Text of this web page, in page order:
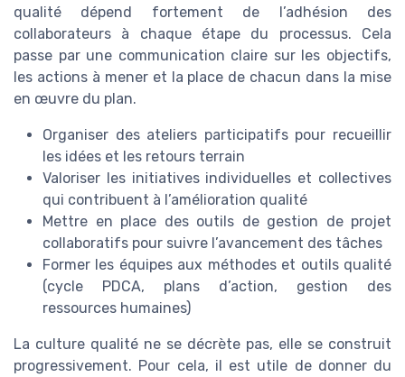
qualité dépend fortement de l’adhésion des
collaborateurs à chaque étape du processus. Cela
passe par une communication claire sur les objectifs,
les actions à mener et la place de chacun dans la mise
en œuvre du plan.
Organiser des ateliers participatifs pour recueillir
les idées et les retours terrain
Valoriser les initiatives individuelles et collectives
qui contribuent à l’amélioration qualité
Mettre en place des outils de gestion de projet
collaboratifs pour suivre l’avancement des tâches
Former les équipes aux méthodes et outils qualité
(cycle PDCA, plans d’action, gestion des
ressources humaines)
La culture qualité ne se décrète pas, elle se construit
progressivement. Pour cela, il est utile de donner du